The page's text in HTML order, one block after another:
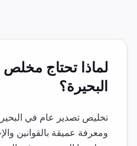
لماذا تحتاج مخلص
البحيرة؟
تخليص تصدير عام في
ومعرفة عميقة بالقوانين